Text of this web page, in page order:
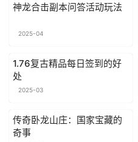
神龙合击副本问答活动玩法
2025-04
1.76复古精品每日签到的好
处
2025-03
传奇卧龙山庄：国家宝藏的
奇事